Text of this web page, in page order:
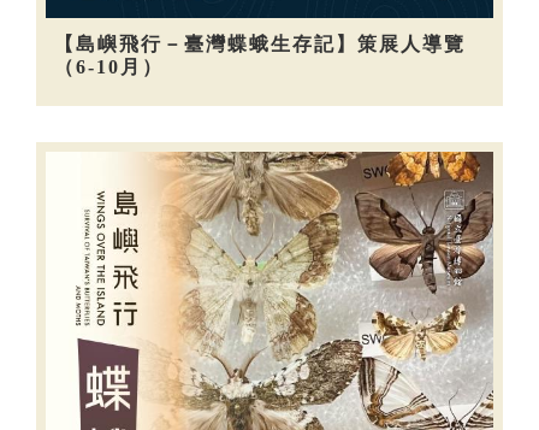
【島嶼飛行－臺灣蝶蛾生存記】策展人導覽
（6-10月）